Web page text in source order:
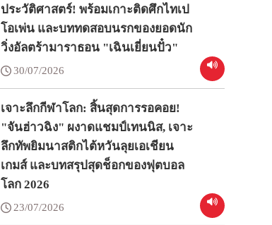
ประวัติศาสตร์! พร้อมเกาะติดศึกไทเป
โอเพ่น และบททดสอบนรกของยอดนัก
วิ่งอัลตร้ามาราธอน "เฉินเยี่ยนปั๋ว"
30/07/2026
เจาะลึกกีฬาโลก: สิ้นสุดการรอคอย!
"จันฮ่าวฉิง" ผงาดแชมป์เทนนิส, เจาะ
ลึกทัพยิมนาสติกไต้หวันลุยเอเชียน
เกมส์ และบทสรุปสุดช็อกของฟุตบอล
โลก 2026
23/07/2026